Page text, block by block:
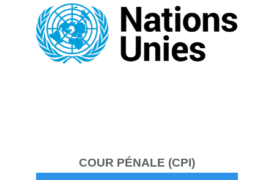
COUR PÉNALE (CPI)